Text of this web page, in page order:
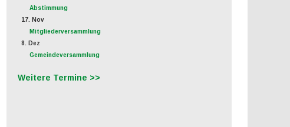
Abstimmung
17. Nov
Mitgliederversammlung
8. Dez
Gemeindeversammlung
Weitere Termine >>